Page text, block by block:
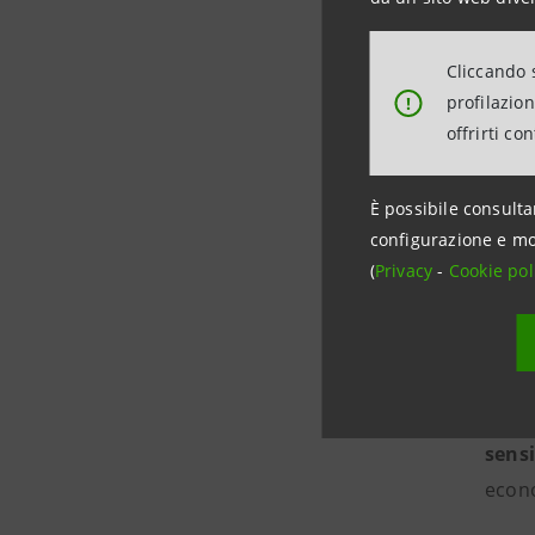
!
Cliccando
offrirti
È possibile
configurazione e
(Privacy- Cookie
dei
Le
IV
Le